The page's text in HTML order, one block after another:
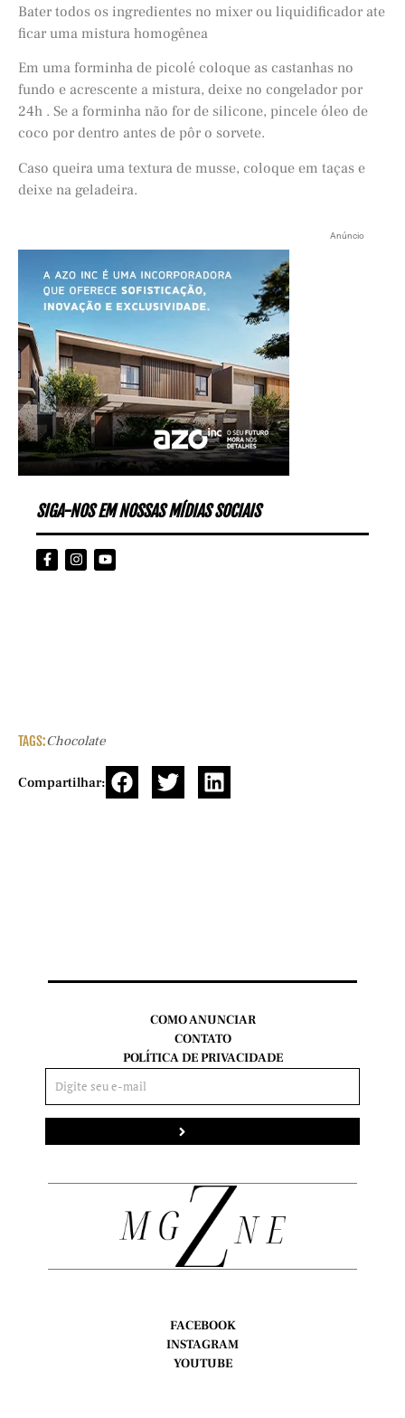
Bater todos os ingredientes no mixer ou liquidificador ate
ficar uma mistura homogênea
Em uma forminha de picolé coloque as castanhas no
fundo e acrescente a mistura, deixe no congelador por
24h . Se a forminha não for de silicone, pincele óleo de
coco por dentro antes de pôr o sorvete.
Caso queira uma textura de musse, coloque em taças e
deixe na geladeira.
Anúncio
SIGA-NOS EM NOSSAS MÍDIAS SOCIAIS
TAGS:Chocolate
Compartilhar:
FACEBOOK
INSTAGRAM
YOUTUBE
COMO ANUNCIAR
CONTATO
POLÍTICA DE PRIVACIDADE